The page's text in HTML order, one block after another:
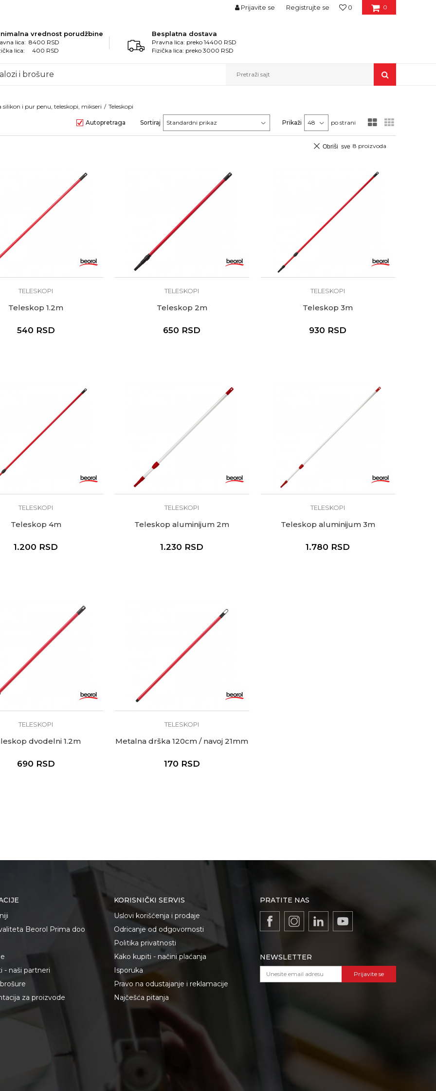
0
0
Prijavite se Registrujte se
vrednost porudžbine
lica: 8400 RSD
lica: 400 RSD
Besplatna dostava
Pravna lica: preko 14400 RSD
Fizička lica: preko 3000 RSD
i brošure Pretraži sajt
silikon i pur penu, teleskopi, mikseri Teleskopi
Autopretraga Sortiraj Prikaži po strani
8 proizvoda
Obriši sve
TELESKOPI
Teleskop 1.2m
540 RSD
TELESKOPI
Teleskop 2m
650 RSD
TELESKOPI
Teleskop 3m
930 RSD
TELESKOPI
Teleskop 4m
1.200 RSD
TELESKOPI
Teleskop aluminijum 2m
1.230 RSD
TELESKOPI
Teleskop aluminijum 3m
1.780 RSD
TELESKOPI
dvodelni 1.2m
690 RSD
TELESKOPI
Metalna drška 120cm / navoj 21mm
170 RSD
Beorol Prima doo
- naši partneri
za proizvode
KORISNIČKI SERVIS
Uslovi korišćenja i prodaje
Odricanje od odgovornosti
Politika privatnosti
Kako kupiti - načini plaćanja
Isporuka
Pravo na odustajanje i reklamacije
Najčešća pitanja
PRATITE NAS
NEWSLETTER
Prijavite se